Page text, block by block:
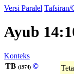
Versi Paralel Tafsiran/
Ayub
Konteks
TB (1974) ©